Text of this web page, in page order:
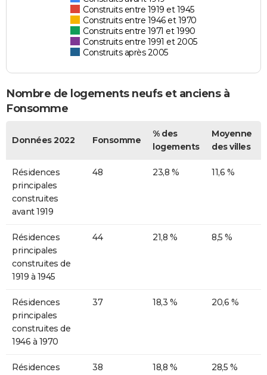
Construits entre 1919 et 1945
Construits entre 1946 et 1970
Construits entre 1971 et 1990
Construits entre 1991 et 2005
Construits après 2005
Nombre de logements neufs et anciens à
Fonsomme
Données 2022 Fonsomme
% des
logements
Moyenne
des villes
Résidences
principales
construites
avant 1919
48 23,8 % 11,6 %
Résidences
principales
construites de
1919 à 1945
44 21,8 % 8,5 %
Résidences
principales
construites de
1946 à 1970
37 18,3 % 20,6 %
Résidences
38 18,8 % 28,5 %